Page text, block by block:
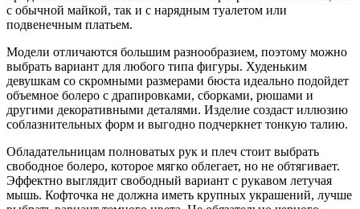
с обычной майкой, так и с нарядным туалетом или
подвенечным платьем.
Модели отличаются большим разнообразием, поэтому можно
выбрать вариант для любого типа фигуры. Худеньким
девушкам со скромными размерами бюста идеально подойдет
объемное болеро с драпировками, сборками, рюшами и
другими декоративными деталями. Изделие создаст иллюзию
соблазнительных форм и выгодно подчеркнет тонкую талию.
Обладательницам полноватых рук и плеч стоит выбрать
свободное болеро, которое мягко облегает, но не обтягивает.
Эффектно выглядит свободный вариант с рукавом летучая
мышь. Кофточка не должна иметь крупных украшений, лучше